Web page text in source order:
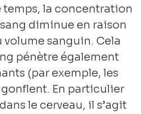
temps, la concentration
diminue en raison
sanguin. Cela
pénètre également
(par exemple, les
En particulier
le cerveau, il s’agit